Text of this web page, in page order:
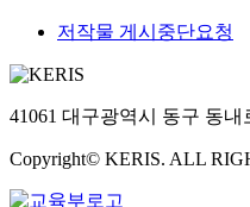
저작물 게시중단요청
41061 대구광역시 동구 동내
Copyright© KERIS. ALL